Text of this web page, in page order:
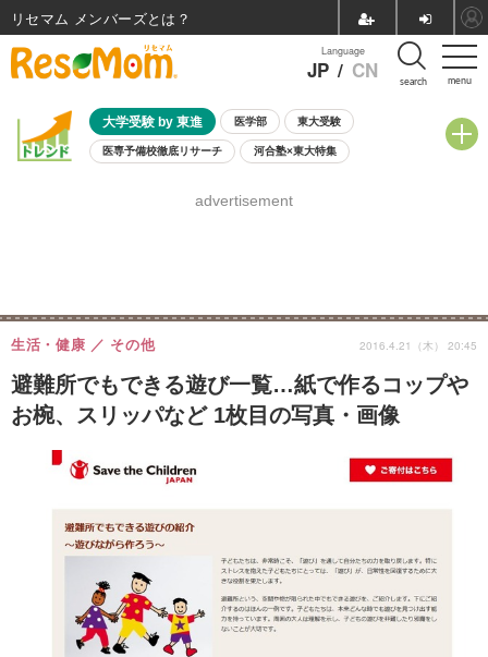
menu
Language
JP / CN search
大学受験 by 東進 医学部 東大受験
医専予備校徹底リサーチ 河合塾×東大特集
8月開催学校説明会・相談会
advertisement
避難所でもできる遊び一覧…紙で作るコップや
お椀、スリッパなど 1枚目の写真・画像
生活・健康 その他 2016.4.21（木） 20:45
リセマム メンバーズ